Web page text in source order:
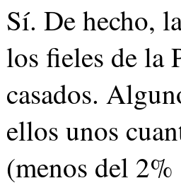
Sí. De hecho,
los fieles de la
casados.
ellos unos
(menos del